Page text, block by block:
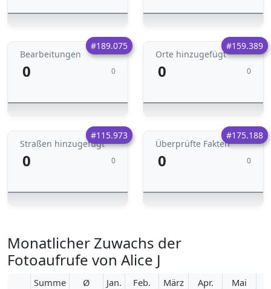
#189.075
Bearbeitungen
0 0
#159.389
Orte hinzugefügt
0 0
#115.973
Straßen hinzugefügt
0 0
#175.188
Überprüfte Fakten
0 0
Monatlicher Zuwachs der
Fotoaufrufe von Alice J
Summe Ø Jan. Feb. März Apr. Mai